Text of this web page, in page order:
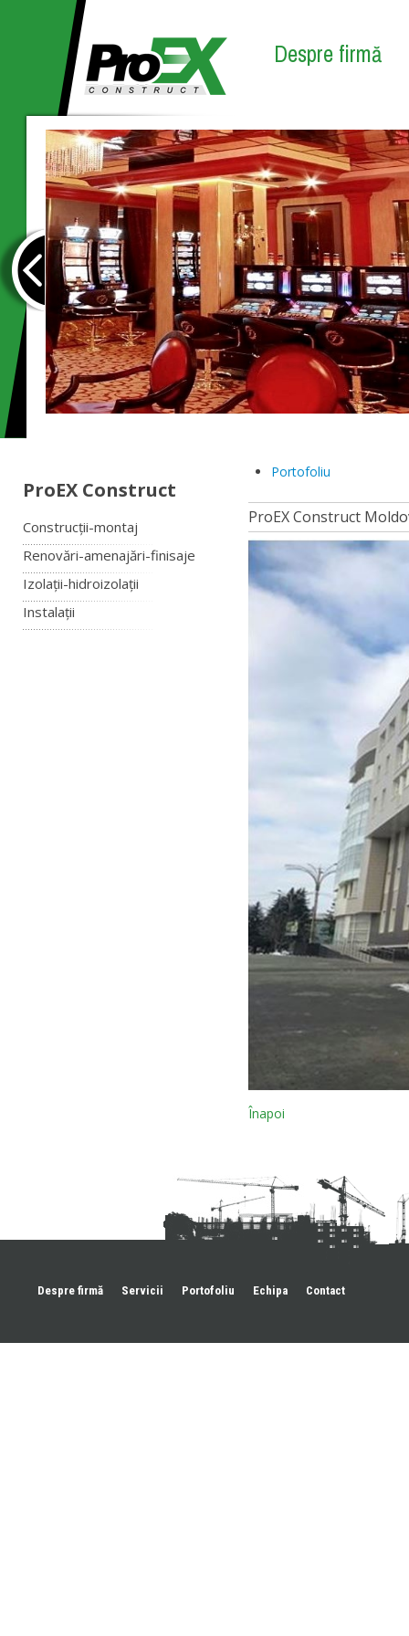
Despre firmă
ProEX Construct
Construcții-montaj
Renovări-amenajări-finisaje
Izolații-hidroizolații
Instalații
Portofoliu
ProEX Construct
Înapoi
Despre firmă Servicii Portofoliu Echipa Contact